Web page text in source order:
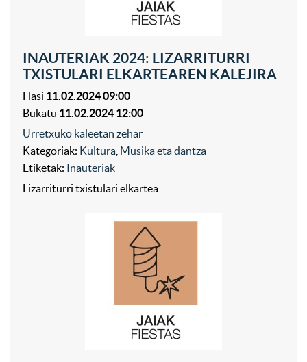
INAUTERIAK 2024: LIZARRITURRI
TXISTULARI ELKARTEAREN KALEJIRA
Hasi 11.02.2024 09:00
Bukatu 11.02.2024 12:00
Urretxuko kaleetan zehar
Kategoriak: Kultura Musika eta dantza
Etiketak: Inauteriak
Lizarriturri txistulari elkartea